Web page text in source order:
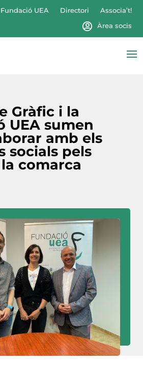
Fundació UEA Directori
Associa’t!
Àrea socis
Gràfic i la
UEA sumen
amb els
socials pels
comarca